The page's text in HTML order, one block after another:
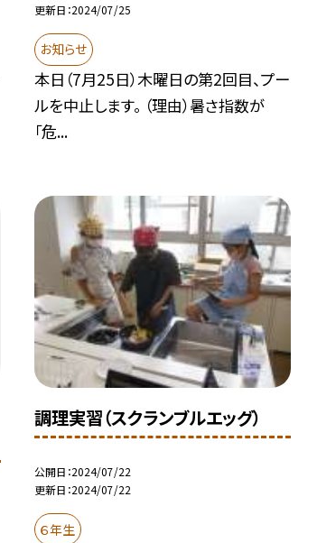
更新日 2024/07/25
お知らせ
本日（7月25日）木曜日の第2回目、プー
ルを中止します。 （理由）暑さ指数が
「危...
調理実習（スクランブルエッグ）
公開日 2024/07/22
更新日 2024/07/22
６年生